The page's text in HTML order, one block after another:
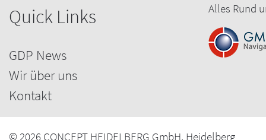
Quick Links
GDP News
Wir über uns
Kontakt
Alles Rund
© 2026 CONCEPT HEIDELBERG GmbH, Heidelberg